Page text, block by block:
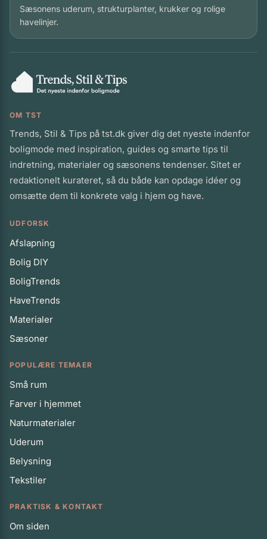
Sæsonens uderum, strukturplanter, krukker og rolige
havelinjer.
OM TST
Trends, Stil & Tips på tst.dk giver dig det nyeste indenfor
boligmode med inspiration, guides og smarte tips til
indretning, materialer og sæsonens tendenser. Sitet er
redaktionelt kurateret, så du både kan opdage idéer og
omsætte dem til konkrete valg i hjem og have.
UDFORSK
Afslapning
Bolig DIY
BoligTrends
HaveTrends
Materialer
Sæsoner
POPULÆRE TEMAER
Små rum
Farver i hjemmet
Naturmaterialer
Uderum
Belysning
Tekstiler
PRAKTISK & KONTAKT
Om siden